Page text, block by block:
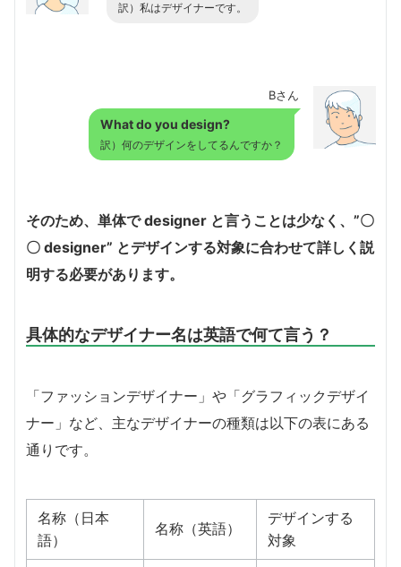
訳）私はデザイナーです。
Bさん
What do you design?
訳）何のデザインをしてるんですか？
そのため、単体で designer と言うことは少なく、”〇
〇 designer” とデザインする対象に合わせて詳しく説
明する必要があります。
具体的なデザイナー名は英語で何て言う？
「ファッションデザイナー」や「グラフィックデザイ
ナー」など、主なデザイナーの種類は以下の表にある
通りです。
名称（日本
語）
名称（英語）
デザインする
対象